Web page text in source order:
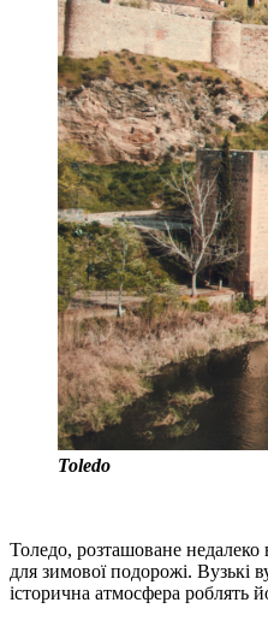
Toledo
Толедо, розташоване недалеко
для зимової подорожі. Вузькі
історична атмосфера роблять